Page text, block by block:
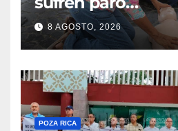
8 AGOSTO, 2026
POZA RICA